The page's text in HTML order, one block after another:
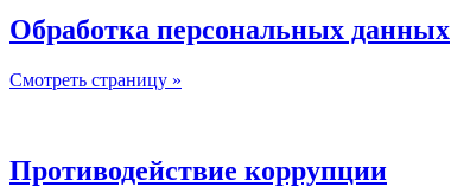
Обработка персональных данных
Смотреть страницу »
Противодействие коррупции